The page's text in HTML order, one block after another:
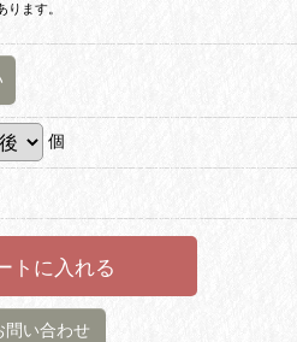
ます。
個
トに入れる
問い合わせ